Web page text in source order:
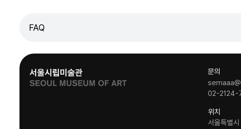
FAQ
문의
02-2124-
위치
서울특별